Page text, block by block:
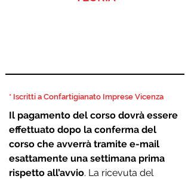
* Iscritti a Confartigianato Imprese Vicenza
Il pagamento del corso dovrà essere
effettuato dopo la conferma del
corso che avverrà tramite e-mail
esattamente una settimana prima
rispetto all’avvio. La ricevuta del